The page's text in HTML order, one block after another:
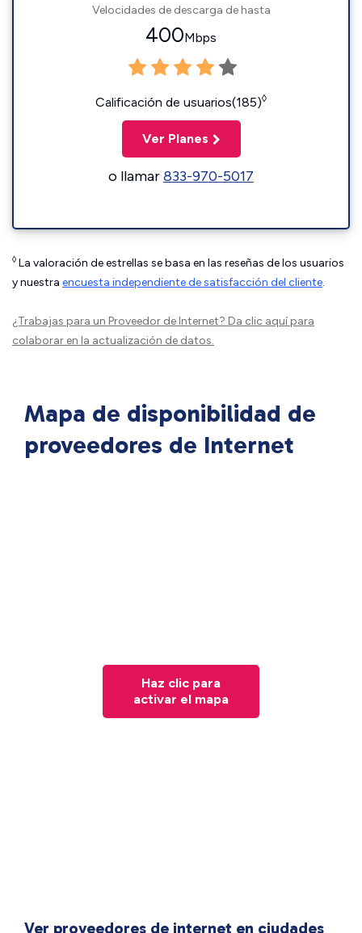
Velocidades de descarga de hasta
400Mbps
Calificación de usuarios(185)◊
Ver Planes
o llamar833-970-5017
◊ La valoración de estrellas se basa en las reseñas de los usuarios
y nuestra encuesta independiente de satisfacción del cliente.
¿Trabajas para un Proveedor de Internet? Da clic aquípara
colaborar en la actualización de datos.
Mapa de disponibilidad de
proveedores de Internet
Haz clic para
activar el mapa
Ver proveedores de internet en ciudades